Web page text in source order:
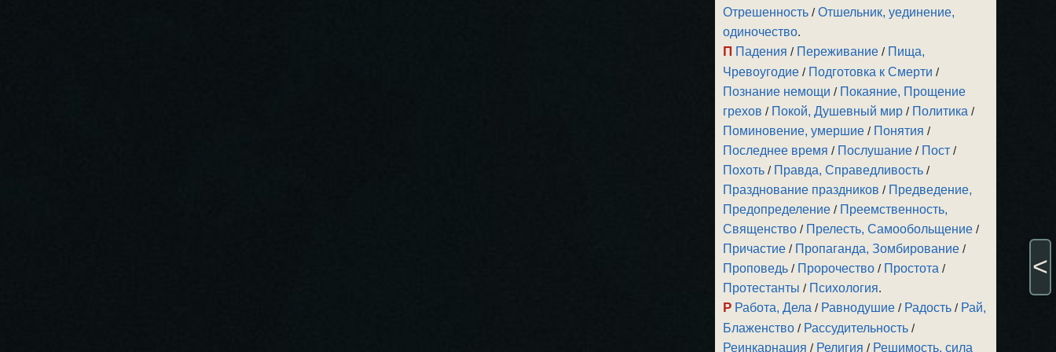
Отрешенность /Отшельник, уединение,
одиночество.
П Падения / Переживание / Пища,
Чревоугодие / Подготовка к Смерти /
Познание немощи / Покаяние, Прощение
грехов / Покой, Душевный мир / Политика /
Поминовение, умершие / Понятия /
Последнее время / Послушание / Пост /
Похоть / Правда, Справедливость /
Празднование праздников / Предведение,
Предопределение / Преемственность,
Священство / Прелесть, Самообольщение /
Причастие / Пропаганда, Зомбирование /
Проповедь / Пророчество / Простота /
Протестанты / Психология.
Р Работа, Дела / Равнодушие / Радость / Рай,
Блаженство / Рассудительность /
Реинкарнация / Религия / Решимость, сила
<